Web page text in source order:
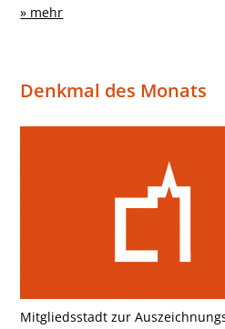
» mehr
Denkmal des Monats
Mitgliedsstadt zur